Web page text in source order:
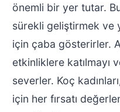
önemli bir yer tutar.
sürekli geliştirmek ve
için çaba gösterirler.
etkinliklere katılmayı
severler. Koç
için her fırsatı